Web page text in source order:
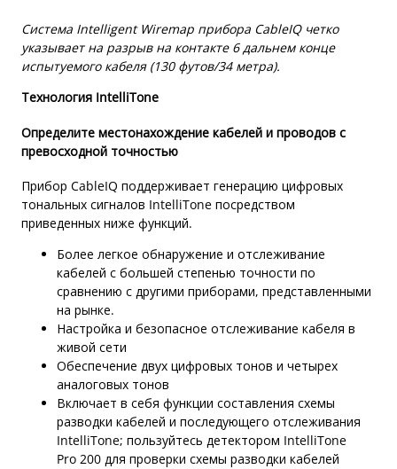
Система Intelligent Wiremap прибора CableIQ четко
указывает на разрыв на контакте 6 дальнем конце
испытуемого кабеля (130 футов/34 метра).
Технология IntelliTone
Определите местонахождение кабелей и проводов с
превосходной точностью
Прибор CableIQ поддерживает генерацию цифровых
тональных сигналов IntelliTone посредством
приведенных ниже функций.
Более легкое обнаружение и отслеживание
кабелей с большей степенью точности по
сравнению с другими приборами, представленными
на рынке.
Настройка и безопасное отслеживание кабеля в
живой сети
Обеспечение двух цифровых тонов и четырех
аналоговых тонов
Включает в себя функции составления схемы
разводки кабелей и последующего отслеживания
IntelliTone; пользуйтесь детектором IntelliTone
Pro 200 для проверки схемы разводки кабелей